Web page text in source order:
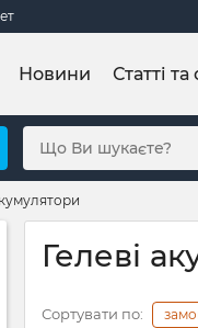
Новини Статті
Гелеві
Сортувати по: